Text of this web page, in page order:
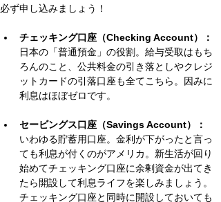
必ず申し込みましょう！
チェッキング口座（Checking Account）：
日本の「普通預金」の役割。給与受取はもち
ろんのこと、公共料金の引き落としやクレジ
ットカードの引落口座も全てこちら。因みに
利息はほぼゼロです。
セービングス口座（Savings Account）：
いわゆる貯蓄用口座。金利が下がったと言っ
ても利息が付くのがアメリカ。新生活が回り
始めてチェッキング口座に余剰資金が出てき
たら開設して利息ライフを楽しみましょう。
チェッキング口座と同時に開設しておいても